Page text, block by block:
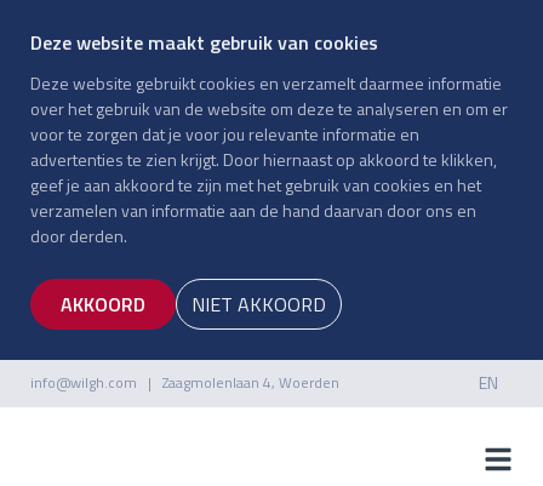
Deze website maakt gebruik van cookies
Deze website gebruikt cookies en verzamelt daarmee informatie
over het gebruik van de website om deze te analyseren en om er
voor te zorgen dat je voor jou relevante informatie en
advertenties te zien krijgt. Door hiernaast op akkoord te klikken,
geef je aan akkoord te zijn met het gebruik van cookies en het
verzamelen van informatie aan de hand daarvan door ons en
door derden.
AKKOORD NIET AKKOORD
info@wilgh.com | Zaagmolenlaan 4, Woerden EN
EN